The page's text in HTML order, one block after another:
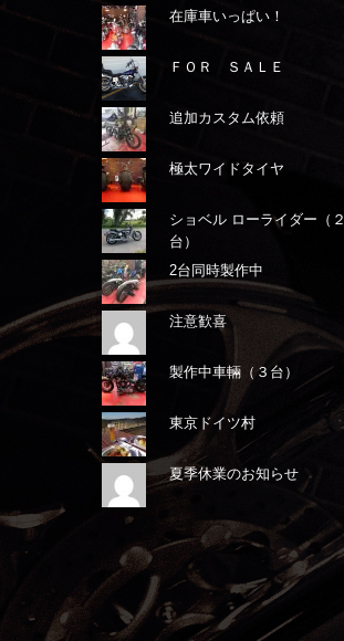
在庫車いっぱい！
ＦＯＲ ＳＡＬＥ
追加カスタム依頼
極太ワイドタイヤ
ショベル ローライダー（２
台）
2台同時製作中
注意歓喜
製作中車輛（３台）
東京ドイツ村
夏季休業のお知らせ